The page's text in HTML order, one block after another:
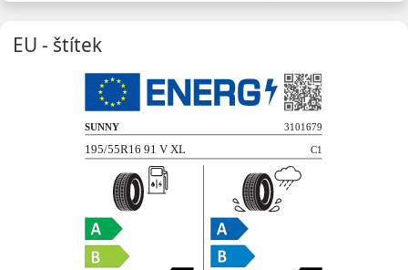
EU - štítek